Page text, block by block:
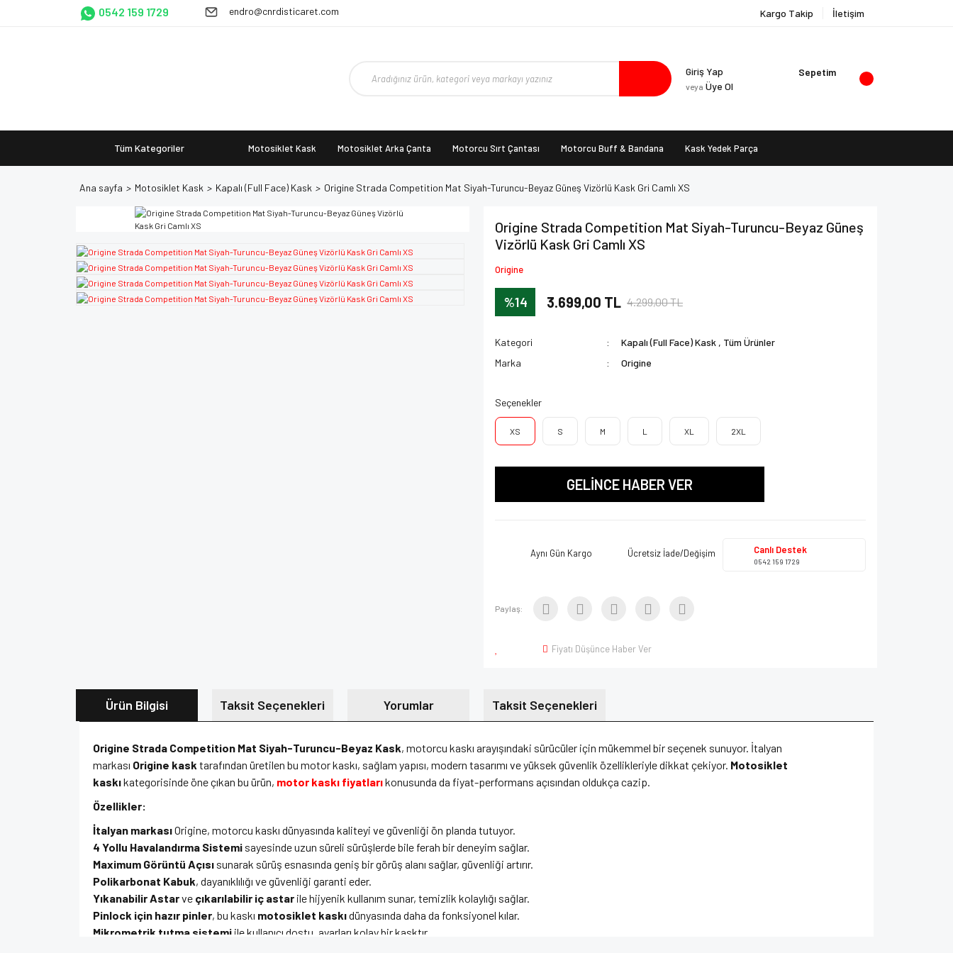
0542 159 1729 endro@cnrdisticaret.com Kargo Takip İletişim
Giriş Yap
veya Üye Ol
Sepetim
Tüm Kategoriler Motosiklet Kask Motosiklet Arka Çanta Motorcu Sırt Çantası Motorcu Buff & Bandana Kask Yedek Parça
Ana sayfa Motosiklet Kask Kapalı (Full Face) Kask Origine Strada Competition Mat Siyah-Turuncu-Beyaz Güneş Vizörlü Kask Gri Camlı XS
Origine Strada Competition Mat Siyah-Turuncu-Beyaz Güneş
Vizörlü Kask Gri Camlı XS
Origine
%14 3.699,00 TL 4.299,00 TL
Kategori Kapalı (Full Face) Kask , Tüm Ürünler
Marka
Origine
Seçenekler
XS S M L XL 2XL
GELİNCE HABER VER
Aynı Gün Kargo Ücretsiz İade/Değişim Canlı Destek
0542 159 1729
Paylaş:
Fiyatı Düşünce Haber Ver
Ürün Bilgisi Taksit Seçenekleri Yorumlar Taksit Seçenekleri
Origine Strada Competition Mat Siyah-Turuncu-Beyaz Kask, motorcu kaskı arayışındaki sürücüler için mükemmel bir seçenek sunuyor. İtalyan
markası Origine kask tarafından üretilen bu motor kaskı, sağlam yapısı, modern tasarımı ve yüksek güvenlik özellikleriyle dikkat çekiyor. Motosiklet
kaskıkategorisinde öne çıkan bu ürün, motor kaskı fiyatlarıkonusunda da fiyat-performans açısından oldukça cazip.
Özellikler:
İtalyan markasıOrigine, motorcu kaskı dünyasında kaliteyi ve güvenliği ön planda tutuyor.
4 Yollu Havalandırma Sistemi sayesinde uzun süreli sürüşlerde bile ferah bir deneyim sağlar.
Maximum Görüntü Açısı sunarak sürüş esnasında geniş bir görüş alanı sağlar, güvenliği artırır.
Polikarbonat Kabuk, dayanıklılığı ve güvenliği garanti eder.
Yıkanabilir Astarve çıkarılabilir iç astar ile hijyenik kullanım sunar, temizlik kolaylığı sağlar.
Pinlock için hazır pinler, bu kaskı motosiklet kaskıdünyasında daha da fonksiyonel kılar.
Mikrometrik tutma sistemi ile kullanıcı dostu, ayarları kolay bir kasktır.